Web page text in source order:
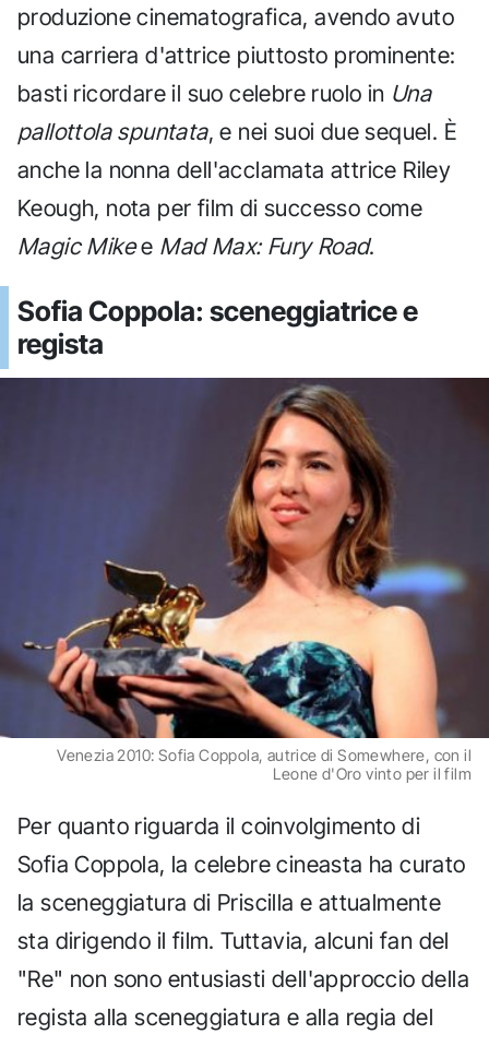
produzione cinematografica, avendo avuto
una carriera d'attrice piuttosto prominente:
basti ricordare il suo celebre ruolo in Una
pallottola spuntata, e nei suoi due sequel. È
anche la nonna dell'acclamata attrice Riley
Keough, nota per film di successo come
Magic Mikee Mad Max: Fury Road.
Sofia Coppola: sceneggiatrice e
regista
Venezia 2010: Sofia Coppola, autrice di Somewhere, con il
Leone d'Oro vinto per il film
Per quanto riguarda il coinvolgimento di
Sofia Coppola, la celebre cineasta ha curato
la sceneggiatura di Priscilla e attualmente
sta dirigendo il film. Tuttavia, alcuni fan del
"Re" non sono entusiasti dell'approccio della
regista alla sceneggiatura e alla regia del